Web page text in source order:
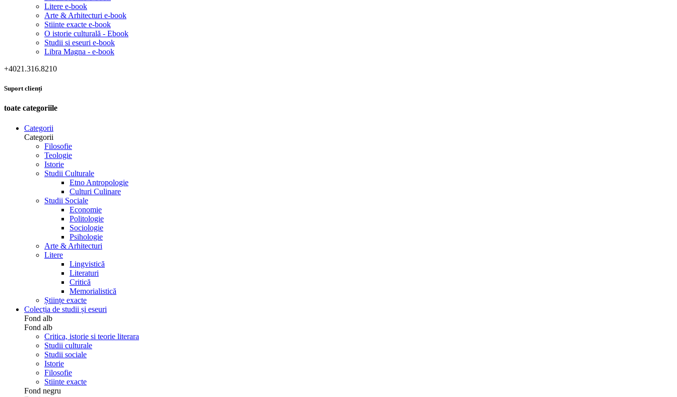
Litere e-book
Arte & Arhitecturi e-book
Stiinte exacte e-book
O istorie culturală - Ebook
Studii si eseuri e-book
Libra Magna - e-book
+4021.316.8210
Suport clienți
toate categoriile
Categorii
Categorii
Filosofie
Teologie
Istorie
Studii Culturale
Etno Antropologie
Culturi Culinare
Studii Sociale
Economie
Politologie
Sociologie
Psihologie
Arte & Arhitecturi
Litere
Lingvistică
Literaturi
Critică
Memorialistică
Științe exacte
Colecția de studii și eseuri
Fond alb
Fond alb
Critica, istorie si teorie literara
Studii culturale
Studii sociale
Istorie
Filosofie
Stiinte exacte
Fond negru